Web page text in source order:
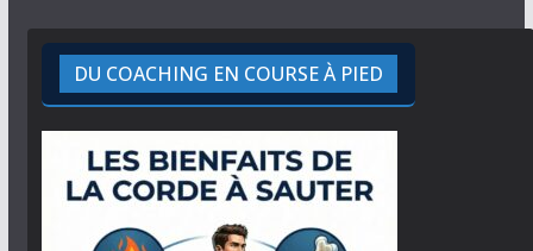
DU COACHING EN COURSE À PIED